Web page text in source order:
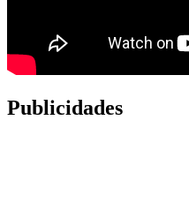
Publicidades